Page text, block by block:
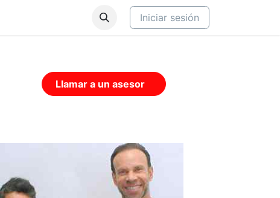
Iniciar sesión
Llamar a un asesor